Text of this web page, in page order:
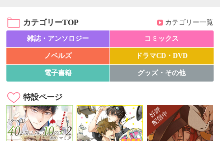
カテゴリーTOP カテゴリー一覧
雑誌・アンソロジー コミックス
ノベルズ ドラマCD・DVD
電子書籍 グッズ・その他
特設ページ